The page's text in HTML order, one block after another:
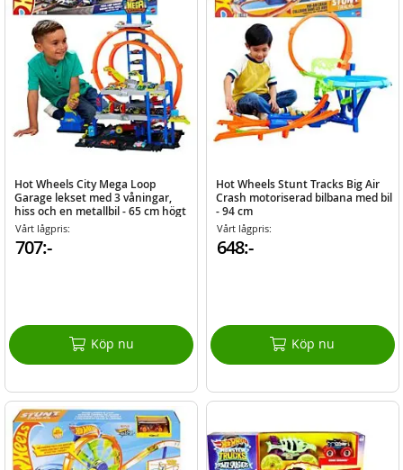
Hot Wheels City Mega Loop
Garage lekset med 3 våningar,
hiss och en metallbil - 65 cm högt
Vårt lågpris:
707:-
Köp nu
Hot Wheels Stunt Tracks Big Air
Crash motoriserad bilbana med bil
- 94 cm
Vårt lågpris:
648:-
Köp nu